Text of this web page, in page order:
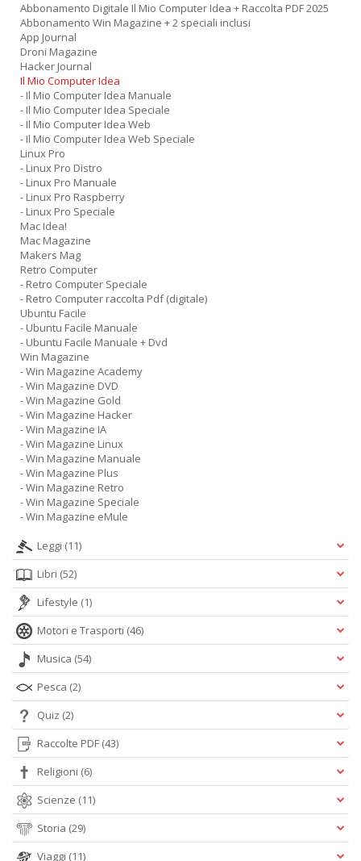
Abbonamento Digitale Il Mio Computer Idea + Raccolta PDF 2025
Abbonamento Win Magazine + 2 speciali inclusi
App Journal
Droni Magazine
Hacker Journal
Il Mio Computer Idea
- Il Mio Computer Idea Manuale
- Il Mio Computer Idea Speciale
- Il Mio Computer Idea Web
- Il Mio Computer Idea Web Speciale
Linux Pro
- Linux Pro Distro
- Linux Pro Manuale
- Linux Pro Raspberry
- Linux Pro Speciale
Mac Idea!
Mac Magazine
Makers Mag
Retro Computer
- Retro Computer Speciale
- Retro Computer raccolta Pdf (digitale)
Ubuntu Facile
- Ubuntu Facile Manuale
- Ubuntu Facile Manuale + Dvd
Win Magazine
- Win Magazine Academy
- Win Magazine DVD
- Win Magazine Gold
- Win Magazine Hacker
- Win Magazine IA
- Win Magazine Linux
- Win Magazine Manuale
- Win Magazine Plus
- Win Magazine Retro
- Win Magazine Speciale
- Win Magazine eMule
Leggi (11)
Libri (52)
Lifestyle (1)
Motori e Trasporti (46)
Musica (54)
Pesca (2)
Quiz (2)
Raccolte PDF (43)
Religioni (6)
Scienze (11)
Storia (29)
Viaggi (11)